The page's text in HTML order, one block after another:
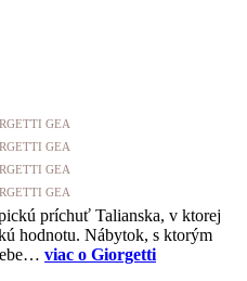
GEA
GEA
GEA
GEA
príchuť Talianska, v ktorej
hodnotu. Nábytok, s ktorým
viac o Giorgetti